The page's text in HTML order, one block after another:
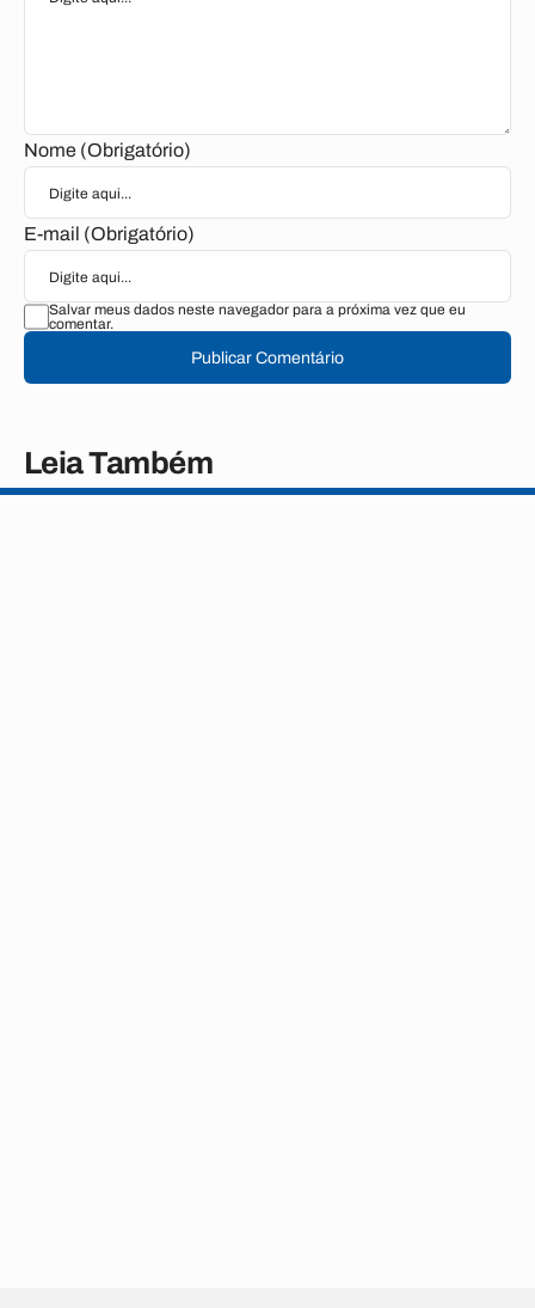
Nome (Obrigatório)
E-mail (Obrigatório)
Salvar meus dados neste navegador para a próxima vez que eu
comentar.
Publicar Comentário
Leia Também